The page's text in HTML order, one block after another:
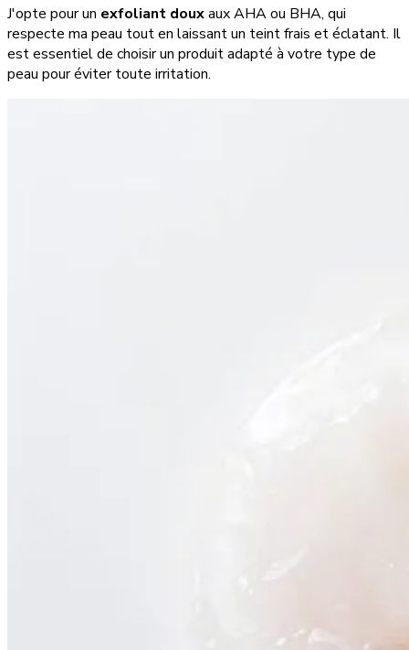
J'opte pour un exfoliant douxaux AHA ou BHA, qui
respecte ma peau tout en laissant un teint frais et éclatant. Il
est essentiel de choisir un produit adapté à votre type de
peau pour éviter toute irritation.